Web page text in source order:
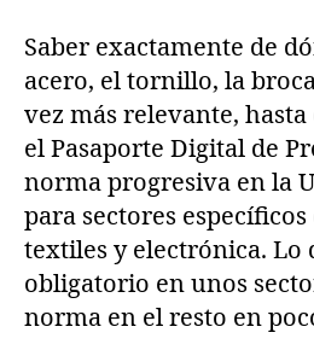
Saber exactamente de
acero, el tornillo, la
vez más relevante,
el Pasaporte Digital de
norma progresiva en la
para sectores
textiles y electrónica. Lo
obligatorio en unos
norma en el resto en